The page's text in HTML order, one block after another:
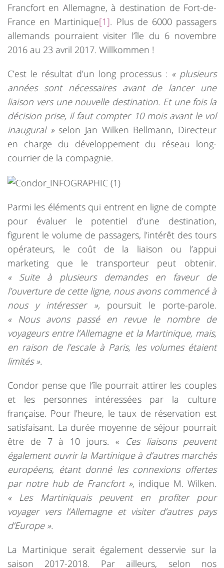
Francfort en Allemagne, à destination de Fort-de-
France en Martinique[1]. Plus de 6000 passagers
allemands pourraient visiter l’île du 6 novembre
2016 au 23 avril 2017. Willkommen !
C’est le résultat d’un long processus : « plusieurs
années sont nécessaires avant de lancer une
liaison vers une nouvelle destination. Et une fois la
décision prise, il faut compter 10 mois avant le vol
inaugural »selon Jan Wilken Bellmann, Directeur
en charge du développement du réseau long-
courrier de la compagnie.
Parmi les éléments qui entrent en ligne de compte
pour évaluer le potentiel d’une destination,
figurent le volume de passagers, l’intérêt des tours
opérateurs, le coût de la liaison ou l’appui
marketing que le transporteur peut obtenir.
« Suite à plusieurs demandes en faveur de
l’ouverture de cette ligne, nous avons commencé à
nous y intéresser », poursuit le porte-parole.
« Nous avons passé en revue le nombre de
voyageurs entre l’Allemagne et la Martinique, mais,
en raison de l’escale à Paris, les volumes étaient
limités ».
Condor pense que l’île pourrait attirer les couples
et les personnes intéressées par la culture
française. Pour l’heure, le taux de réservation est
satisfaisant. La durée moyenne de séjour pourrait
être de 7 à 10 jours. « Ces liaisons peuvent
également ouvrir la Martinique à d’autres marchés
européens, étant donné les connexions offertes
par notre hub de Francfort », indique M. Wilken.
« Les Martiniquais peuvent en profiter pour
voyager vers l’Allemagne et visiter d’autres pays
d’Europe ».
La Martinique serait également desservie sur la
saison 2017-2018. Par ailleurs, selon nos